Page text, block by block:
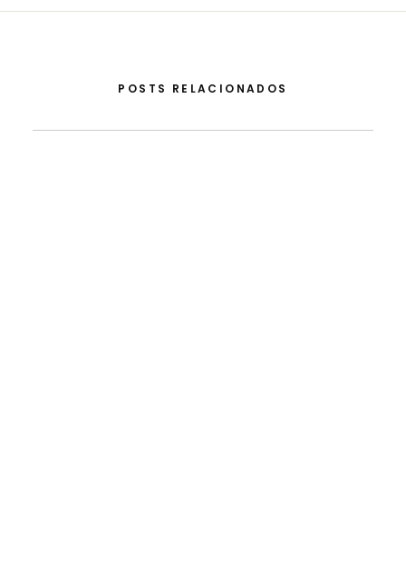
POSTS RELACIONADOS